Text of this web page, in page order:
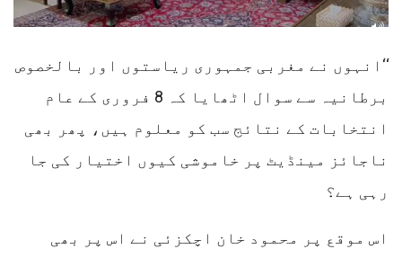
‘‘انہوں نے مغربی جمہوری ریاستوں اور بالخصوص
برطانیہ سے سوال اٹھایا کہ 8 فروری کے عام
انتخابات کے نتائج سب کو معلوم ہیں، پھر بھی
ناجائز مینڈیٹ پر خاموشی کیوں اختیار کی جا
رہی ہے؟
اس موقع پر محمود خان اچکزئی نے اس پر بھی